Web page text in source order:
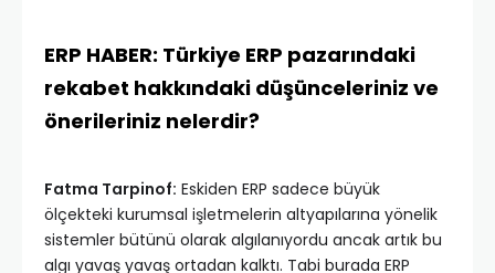
ERP HABER: Türkiye ERP pazarındaki
rekabet hakkındaki düşünceleriniz ve
önerileriniz nelerdir?
Fatma Tarpinof: Eskiden ERP sadece büyük
ölçekteki kurumsal işletmelerin altyapılarına yönelik
sistemler bütünü olarak algılanıyordu ancak artık bu
algı yavaş yavaş ortadan kalktı. Tabi burada ERP